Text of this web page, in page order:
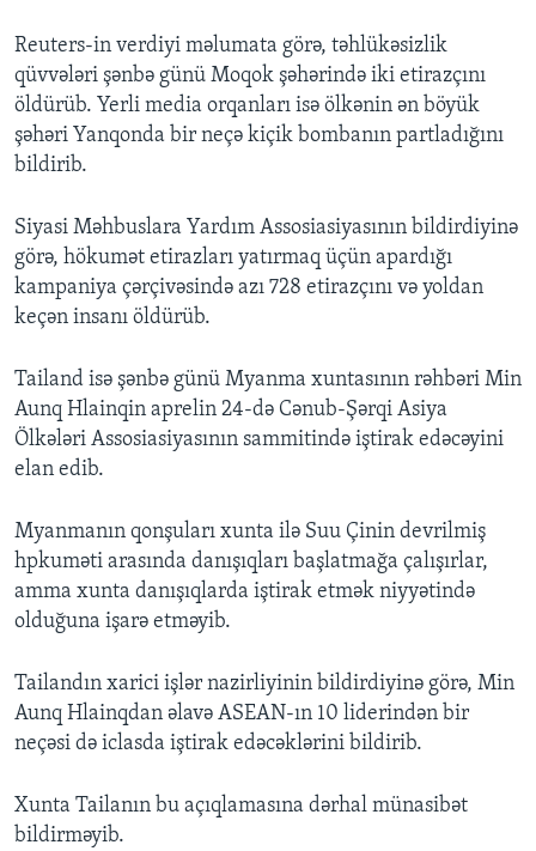
Reuters-in verdiyi məlumata görə, təhlükəsizlik
qüvvələri şənbə günü Moqok şəhərində iki etirazçını
öldürüb. Yerli media orqanları isə ölkənin ən böyük
şəhəri Yanqonda bir neçə kiçik bombanın partladığını
bildirib.
Siyasi Məhbuslara Yardım Assosiasiyasının bildirdiyinə
görə, hökumət etirazları yatırmaq üçün apardığı
kampaniya çərçivəsində azı 728 etirazçını və yoldan
keçən insanı öldürüb.
Tailand isə şənbə günü Myanma xuntasının rəhbəri Min
Aunq Hlainqin aprelin 24-də Cənub-Şərqi Asiya
Ölkələri Assosiasiyasının sammitində iştirak edəcəyini
elan edib.
Myanmanın qonşuları xunta ilə Suu Çinin devrilmiş
hpkuməti arasında danışıqları başlatmağa çalışırlar,
amma xunta danışıqlarda iştirak etmək niyyətində
olduğuna işarə etməyib.
Tailandın xarici işlər nazirliyinin bildirdiyinə görə, Min
Aunq Hlainqdan əlavə ASEAN-ın 10 liderindən bir
neçəsi də iclasda iştirak edəcəklərini bildirib.
Xunta Tailanın bu açıqlamasına dərhal münasibət
bildirməyib.